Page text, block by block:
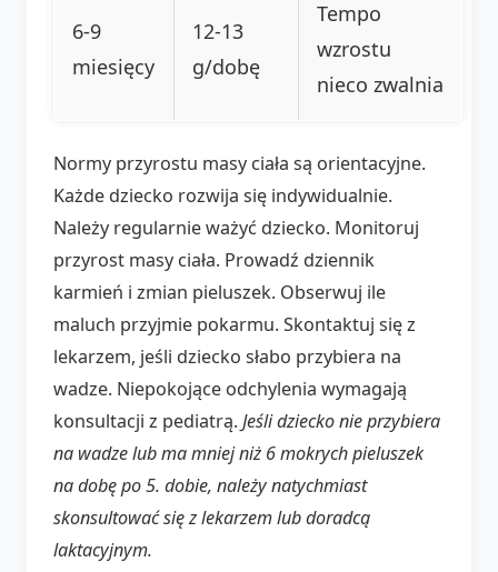
6-9
miesięcy
12-13
g/dobę
Tempo
wzrostu
nieco zwalnia
Normy przyrostu masy ciała są orientacyjne.
Każde dziecko rozwija się indywidualnie.
Należy regularnie ważyć dziecko. Monitoruj
przyrost masy ciała. Prowadź dziennik
karmień i zmian pieluszek. Obserwuj ile
maluch przyjmie pokarmu. Skontaktuj się z
lekarzem, jeśli dziecko słabo przybiera na
wadze. Niepokojące odchylenia wymagają
konsultacji z pediatrą. Jeśli dziecko nie przybiera
na wadze lub ma mniej niż 6 mokrych pieluszek
na dobę po 5. dobie, należy natychmiast
skonsultować się z lekarzem lub doradcą
laktacyjnym.